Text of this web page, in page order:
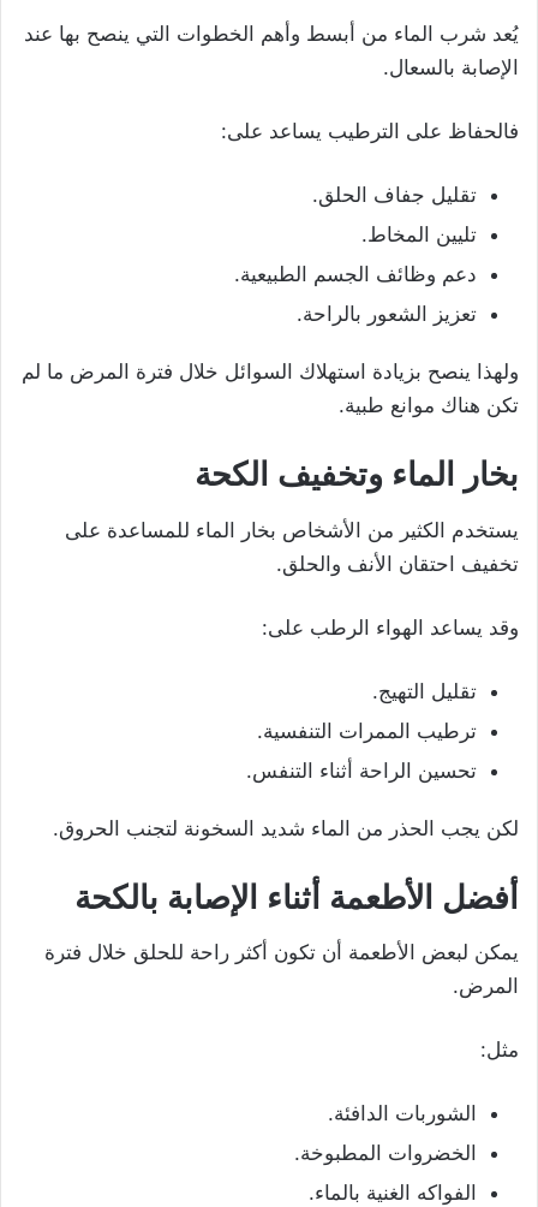
يُعد شرب الماء من أبسط وأهم الخطوات التي ينصح بها عند
الإصابة بالسعال.
فالحفاظ على الترطيب يساعد على:
تقليل جفاف الحلق.
تليين المخاط.
دعم وظائف الجسم الطبيعية.
تعزيز الشعور بالراحة.
ولهذا ينصح بزيادة استهلاك السوائل خلال فترة المرض ما لم
تكن هناك موانع طبية.
بخار الماء وتخفيف الكحة
يستخدم الكثير من الأشخاص بخار الماء للمساعدة على
تخفيف احتقان الأنف والحلق.
وقد يساعد الهواء الرطب على:
تقليل التهيج.
ترطيب الممرات التنفسية.
تحسين الراحة أثناء التنفس.
لكن يجب الحذر من الماء شديد السخونة لتجنب الحروق.
أفضل الأطعمة أثناء الإصابة بالكحة
يمكن لبعض الأطعمة أن تكون أكثر راحة للحلق خلال فترة
المرض.
مثل:
الشوربات الدافئة.
الخضروات المطبوخة.
الفواكه الغنية بالماء.